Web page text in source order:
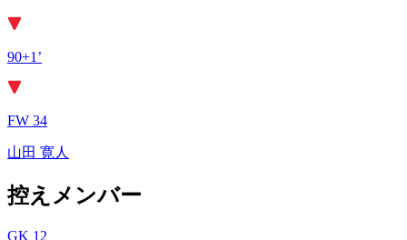
90+1’
FW 34
山田 寛人
控えメンバー
GK 12